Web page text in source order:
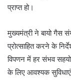
प्राप्त हो।
मुख्यमंत्री ने बायो गैस
प्रोत्साहित करने के
विपणन में हर संभव
के लिए आवश्यक